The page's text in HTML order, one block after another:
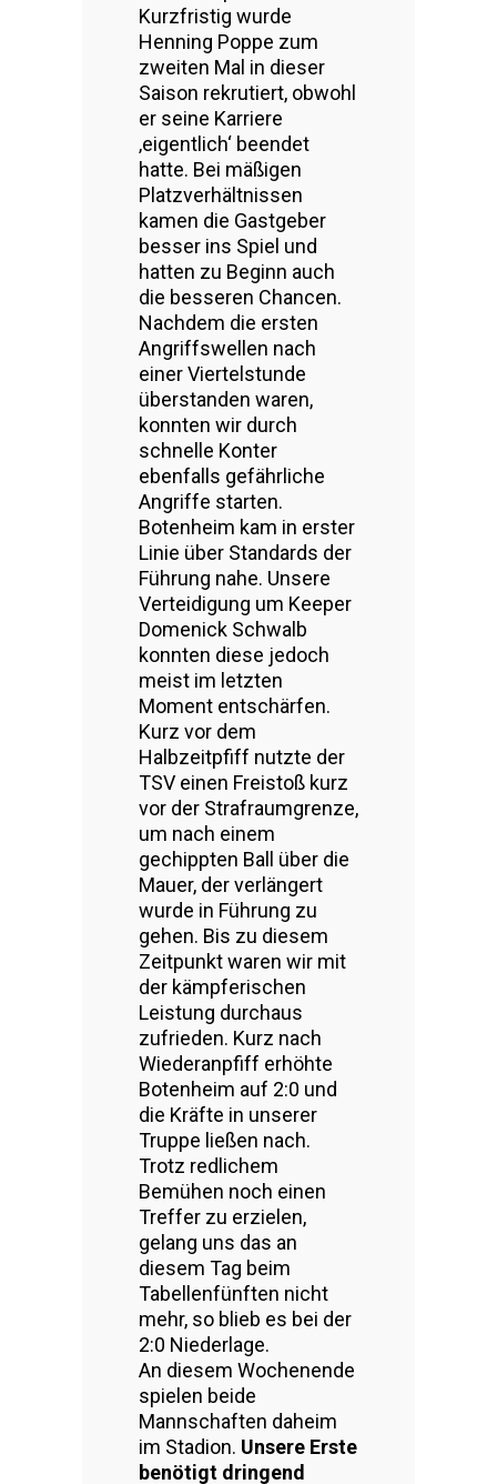
Kurzfristig wurde
Henning Poppe zum
zweiten Mal in dieser
Saison rekrutiert, obwohl
er seine Karriere
‚eigentlich‘ beendet
hatte. Bei mäßigen
Platzverhältnissen
kamen die Gastgeber
besser ins Spiel und
hatten zu Beginn auch
die besseren Chancen.
Nachdem die ersten
Angriffswellen nach
einer Viertelstunde
überstanden waren,
konnten wir durch
schnelle Konter
ebenfalls gefährliche
Angriffe starten.
Botenheim kam in erster
Linie über Standards der
Führung nahe. Unsere
Verteidigung um Keeper
Domenick Schwalb
konnten diese jedoch
meist im letzten
Moment entschärfen.
Kurz vor dem
Halbzeitpfiff nutzte der
TSV einen Freistoß kurz
vor der Strafraumgrenze,
um nach einem
gechippten Ball über die
Mauer, der verlängert
wurde in Führung zu
gehen. Bis zu diesem
Zeitpunkt waren wir mit
der kämpferischen
Leistung durchaus
zufrieden. Kurz nach
Wiederanpfiff erhöhte
Botenheim auf 2:0 und
die Kräfte in unserer
Truppe ließen nach.
Trotz redlichem
Bemühen noch einen
Treffer zu erzielen,
gelang uns das an
diesem Tag beim
Tabellenfünften nicht
mehr, so blieb es bei der
2:0 Niederlage.
An diesem Wochenende
spielen beide
Mannschaften daheim
im Stadion. Unsere Erste
benötigt dringend